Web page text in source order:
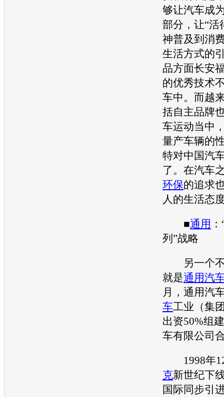
够让汽车成
部分，让“活
神普及到消
生活方式的
品方面长安
的优秀技术
车中。而越
括自主品牌
车运动当中
量产车辆的
特对中国汽
了。在汽车
环保的追求
人的生活态
■通用
列”战略
另一个不
就是通用汽
月， 通用汽
车工业（集
出资50%组
车有限公司
1998年12
克新世纪下
国际同步引